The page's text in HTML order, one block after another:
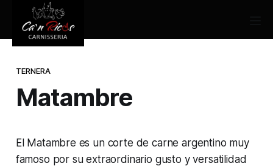
TERNERA
Matambre
El Matambre es un corte de carne argentino muy
famoso por su extraordinario gusto y versatilidad